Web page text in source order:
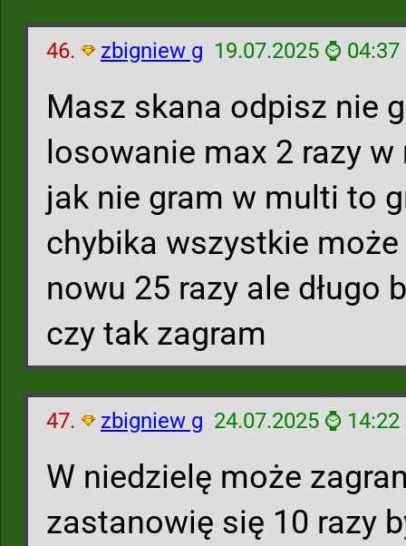
46. zbigniew g 19.07.2025 ⌚ 04:37
Masz skana odpisz nie
losowanie max 2 razy
jak nie gram w multi to
chybika wszystkie
nowu 25 razy ale długo
czy tak zagram
47. zbigniew g 24.07.2025 ⌚ 14:22
W niedzielę może
zastanowię się 10 razy